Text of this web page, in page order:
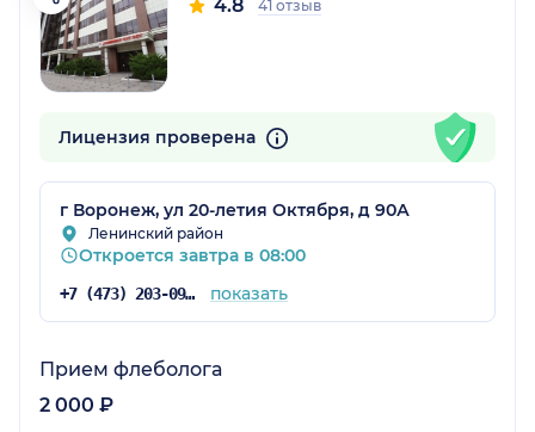
4.8 41 отзыв
Лицензия проверена
г Воронеж, ул 20-летия Октября, д 90А
Ленинский район
Откроется завтра в 08:00
+7 (473) 203-09-04 показать
Прием флеболога
2 000 ₽